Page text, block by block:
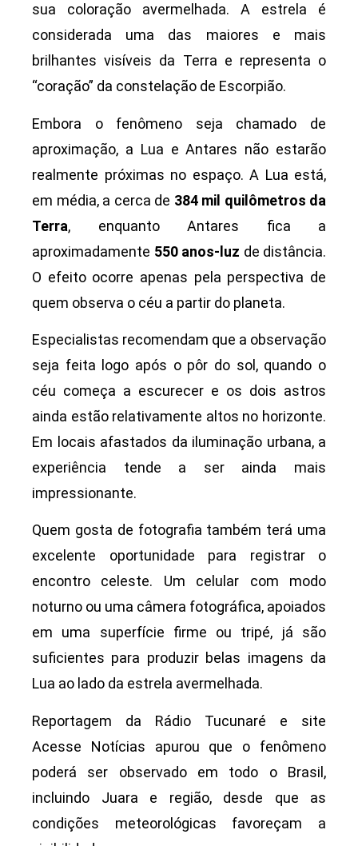
sua coloração avermelhada. A estrela é
considerada uma das maiores e mais
brilhantes visíveis da Terra e representa o
“coração” da constelação de Escorpião.
Embora o fenômeno seja chamado de
aproximação, a Lua e Antares não estarão
realmente próximas no espaço. A Lua está,
em média, a cerca de 384 mil quilômetros da
Terra, enquanto Antares fica a
aproximadamente 550 anos-luz de distância.
O efeito ocorre apenas pela perspectiva de
quem observa o céu a partir do planeta.
Especialistas recomendam que a observação
seja feita logo após o pôr do sol, quando o
céu começa a escurecer e os dois astros
ainda estão relativamente altos no horizonte.
Em locais afastados da iluminação urbana, a
experiência tende a ser ainda mais
impressionante.
Quem gosta de fotografia também terá uma
excelente oportunidade para registrar o
encontro celeste. Um celular com modo
noturno ou uma câmera fotográfica, apoiados
em uma superfície firme ou tripé, já são
suficientes para produzir belas imagens da
Lua ao lado da estrela avermelhada.
Reportagem da Rádio Tucunaré e site
Acesse Notícias apurou que o fenômeno
poderá ser observado em todo o Brasil,
incluindo Juara e região, desde que as
condições meteorológicas favoreçam a